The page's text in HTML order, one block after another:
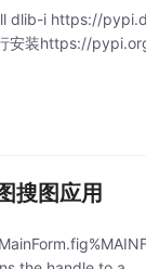
dlib-i https://
安装https://
搜图应用